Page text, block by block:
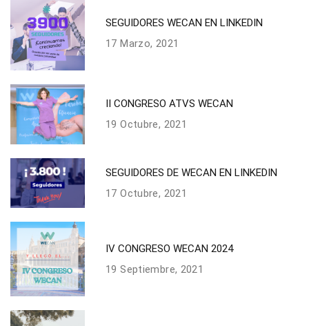
SEGUIDORES WECAN EN LINKEDIN
17 Marzo, 2021
II CONGRESO ATVS WECAN
19 Octubre, 2021
SEGUIDORES DE WECAN EN LINKEDIN
17 Octubre, 2021
IV CONGRESO WECAN 2024
19 Septiembre, 2021